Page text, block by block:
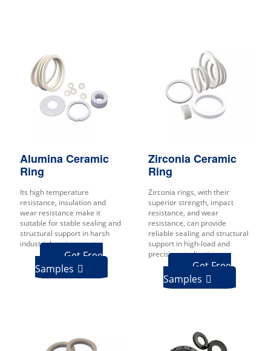
Alumina Ceramic
Ring
Its high temperature
resistance, insulation and
wear resistance make it
suitable for stable sealing and
structural support in harsh
industrial environments.
Get Free
Samples 
Zirconia Ceramic
Ring
Zirconia rings, with their
superior strength, impact
resistance, and wear
resistance, can provide
reliable sealing and structural
support in high-load and
precision applications.
Get Free
Samples 